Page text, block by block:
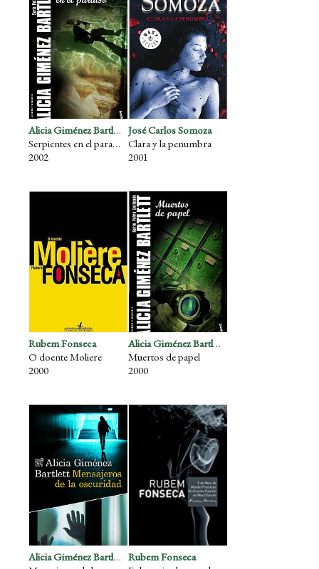
Alicia Giménez Bartlett
Serpientes en el paraíso
2002
José Carlos Somoza
Clara y la penumbra
2001
Rubem Fonseca
O doente Moliere
2000
Alicia Giménez Bartlett
Muertos de papel
2000
Alicia Giménez Bartlett Rubem Fonseca